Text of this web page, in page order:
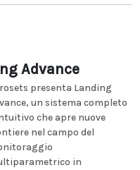
Advance
presenta Landing
un sistema completo
che apre nuove
nel campo del
in